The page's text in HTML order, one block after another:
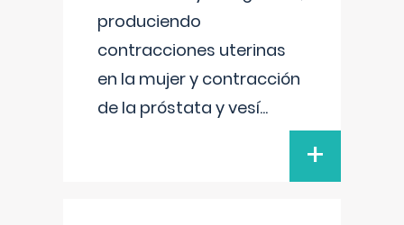
produciendo
contracciones uterinas
en la mujer y contracción
de la próstata y vesí...
+